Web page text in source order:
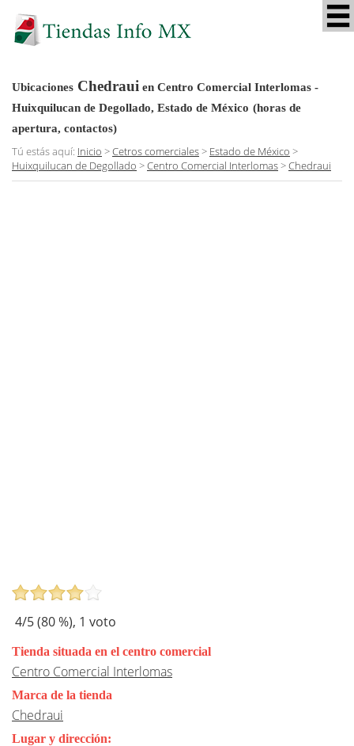
Ubicaciones Chedraui en Centro Comercial Interlomas -
Huixquilucan de Degollado, Estado de México (horas de
apertura, contactos)
Tú estás aquí: Inicio >Cetros comerciales> Estado de México >
Huixquilucan de Degollado >Centro Comercial Interlomas>Chedraui
4/5 (80%), 1 voto
Tienda situada en el centro comercial
Centro Comercial Interlomas
Marca de la tienda
Chedraui
Lugar y dirección: